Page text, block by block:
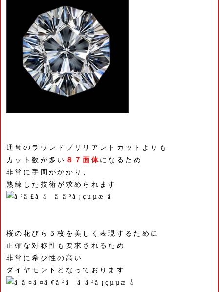
通常のラウンドブリリアントカットよりも
カット数が多い ８７面体 になるため
非常に手間がかかり、
熟練した技術が求められます
桜の花びら５枚を美しく表現するために
正確な対称性も要求されるため
非常に希少性の高い
ダイヤモンドとなっております